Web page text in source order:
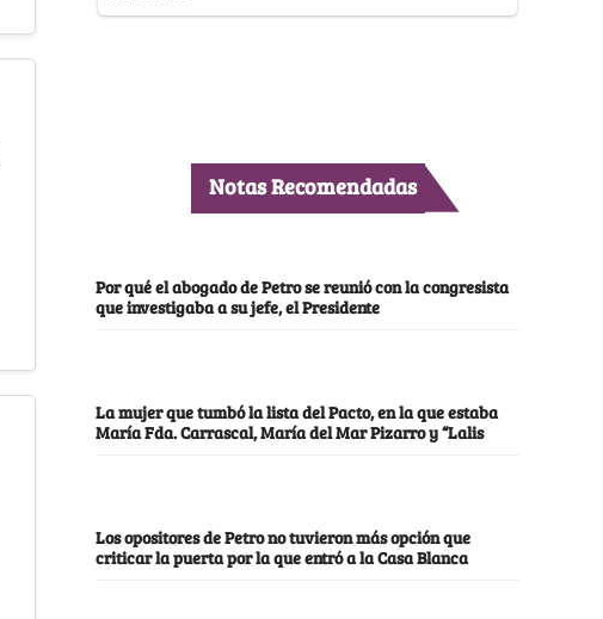
Notas Recomendadas
Por qué el abogado de Petro se reunió con la congresista
que investigaba a su jefe, el Presidente
La mujer que tumbó la lista del Pacto, en la que estaba
María Fda. Carrascal, María del Mar Pizarro y “Lalis
Los opositores de Petro no tuvieron más opción que
criticar la puerta por la que entró a la Casa Blanca